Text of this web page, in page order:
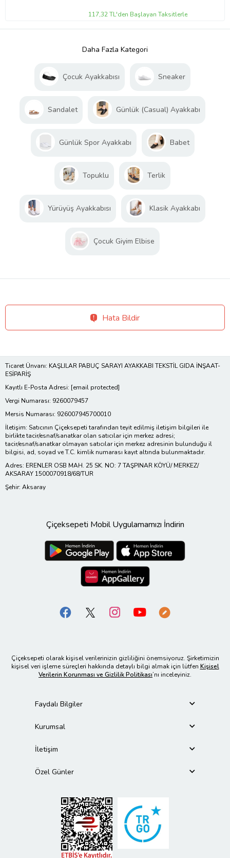
117,32 TL'den Başlayan Taksitlerle
Daha Fazla Kategori
Çocuk Ayakkabısı Sneaker
Sandalet Günlük (Casual) Ayakkabı
Günlük Spor Ayakkabı Babet
Topuklu Terlik
Yürüyüş Ayakkabısı Klasik Ayakkabı
Çocuk Giyim Elbise
Hata Bildir
Ticaret Ünvanı: KAŞLILAR PABUÇ SARAYI AYAKKABI TEKSTİL GIDA İNŞAAT-
ESİPARİŞ
Kayıtlı E-Posta Adresi: [email protected]
Vergi Numarası: 9260079457
Mersis Numarası: 926007945700010
İletişim: Satıcının Çiçeksepeti tarafından teyit edilmiş iletişim bilgileri ile
birlikte tacir/esnaf/sanatkar olan satıcılar için merkez adresi;
tacir/esnaf/sanatkar olmayan satıcılar için merkez adresinin bulunduğu il
bilgisi, ad, soyad ve T.C. kimlik numarası kayıt altında bulunmaktadır.
Adres: ERENLER OSB MAH. 25 SK. NO: 7 TAŞPINAR KÖYÜ/ MERKEZ/
AKSARAY 1500070918/68/TUR
Şehir: Aksaray
Çiçeksepeti Mobil Uygulamamızı İndirin
Çiçeksepeti olarak kişisel verilerinizin gizliliğini önemsiyoruz. Şirketimizin
kişisel veri işleme süreçleri hakkında detaylı bilgi almak için lütfen Kişisel
Verilerin Korunması ve Gizlilik Politikası’nı inceleyiniz.
Faydalı Bilgiler
Kurumsal
İletişim
Özel Günler